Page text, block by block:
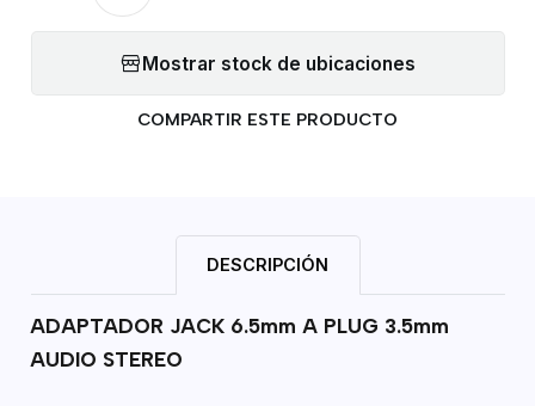
Mostrar stock de ubicaciones
COMPARTIR ESTE PRODUCTO
DESCRIPCIÓN
ADAPTADOR JACK 6.5mm A PLUG 3.5mm
AUDIO STEREO